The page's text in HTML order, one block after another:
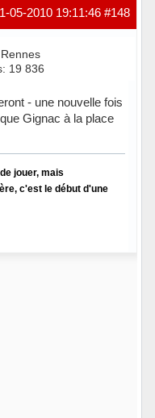
#148
05-2010 19:11:46
19 836
- une nouvelle fois
Gignac à la place
jouer, mais
c'est le début d'une